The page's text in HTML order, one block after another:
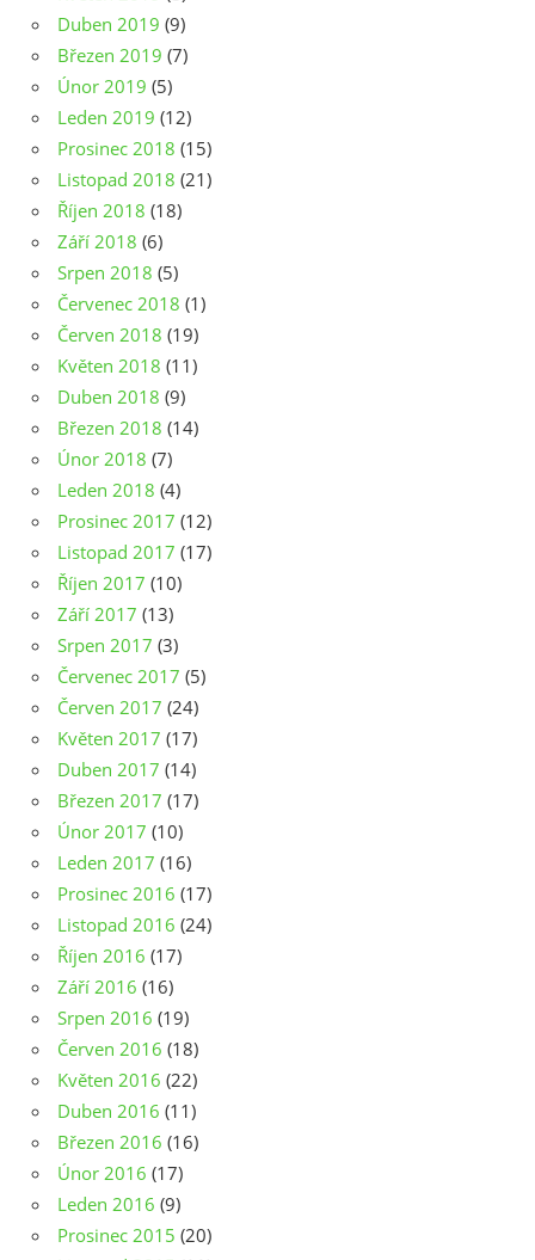
Duben 2019 (9)
Březen 2019 (7)
Únor 2019 (5)
Leden 2019 (12)
Prosinec 2018 (15)
Listopad 2018 (21)
Říjen 2018 (18)
Září 2018 (6)
Srpen 2018 (5)
Červenec 2018 (1)
Červen 2018 (19)
Květen 2018 (11)
Duben 2018 (9)
Březen 2018 (14)
Únor 2018 (7)
Leden 2018 (4)
Prosinec 2017 (12)
Listopad 2017 (17)
Říjen 2017 (10)
Září 2017 (13)
Srpen 2017 (3)
Červenec 2017 (5)
Červen 2017 (24)
Květen 2017 (17)
Duben 2017 (14)
Březen 2017 (17)
Únor 2017 (10)
Leden 2017 (16)
Prosinec 2016 (17)
Listopad 2016 (24)
Říjen 2016 (17)
Září 2016 (16)
Srpen 2016 (19)
Červen 2016 (18)
Květen 2016 (22)
Duben 2016 (11)
Březen 2016 (16)
Únor 2016 (17)
Leden 2016 (9)
Prosinec 2015 (20)